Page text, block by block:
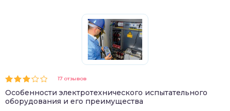
17 отзывов
Особенности электротехнического испытательного
оборудования и его преимущества